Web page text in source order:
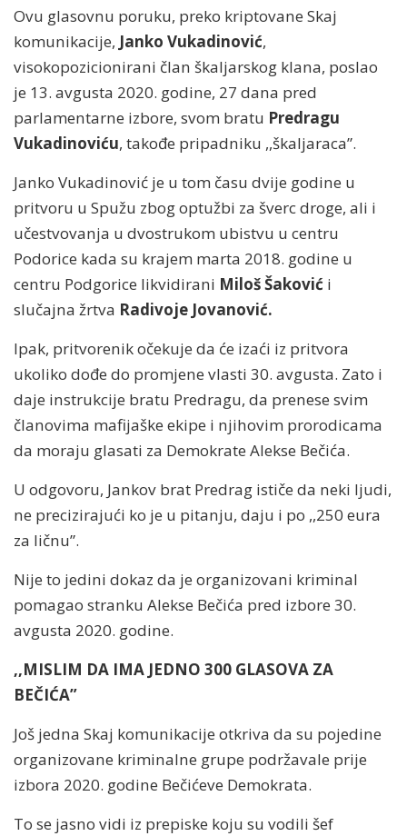
Ovu glasovnu poruku, preko kriptovane Skaj
komunikacije, Janko Vukadinović,
visokopozicionirani član škaljarskog klana, poslao
je 13. avgusta 2020. godine, 27 dana pred
parlamentarne izbore, svom bratu Predragu
Vukadinoviću, takođe pripadniku ,,škaljaraca”.
Janko Vukadinović je u tom času dvije godine u
pritvoru u Spužu zbog optužbi za šverc droge, ali i
učestvovanja u dvostrukom ubistvu u centru
Podorice kada su krajem marta 2018. godine u
centru Podgorice likvidirani Miloš Šaković i
slučajna žrtva Radivoje Jovanović.
Ipak, pritvorenik očekuje da će izaći iz pritvora
ukoliko dođe do promjene vlasti 30. avgusta. Zato i
daje instrukcije bratu Predragu, da prenese svim
članovima mafijaške ekipe i njihovim prorodicama
da moraju glasati za Demokrate Alekse Bečića.
U odgovoru, Jankov brat Predrag ističe da neki ljudi,
ne precizirajući ko je u pitanju, daju i po ,,250 eura
za ličnu”.
Nije to jedini dokaz da je organizovani kriminal
pomagao stranku Alekse Bečića pred izbore 30.
avgusta 2020. godine.
,,MISLIM DA IMA JEDNO 300 GLASOVA ZA
BEČIĆA”
Još jedna Skaj komunikacije otkriva da su pojedine
organizovane kriminalne grupe podržavale prije
izbora 2020. godine Bečićeve Demokrata.
To se jasno vidi iz prepiske koju su vodili šef